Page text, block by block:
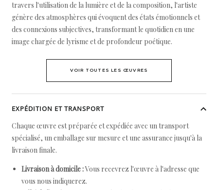
travers l'utilisation de la lumière et de la composition, l'artiste
génère des atmosphères qui évoquent des états émotionnels et
des connexions subjectives, transformant le quotidien en une
image chargée de lyrisme et de profondeur poétique.
VOIR TOUTES LES ŒUVRES
EXPÉDITION ET TRANSPORT
Chaque œuvre est préparée et expédiée avec un transport
spécialisé, un emballage sur mesure et une assurance jusqu'à la
livraison finale.
Livraison à domicile :Vous recevrez l'œuvre à l'adresse que
vous nous indiquerez.